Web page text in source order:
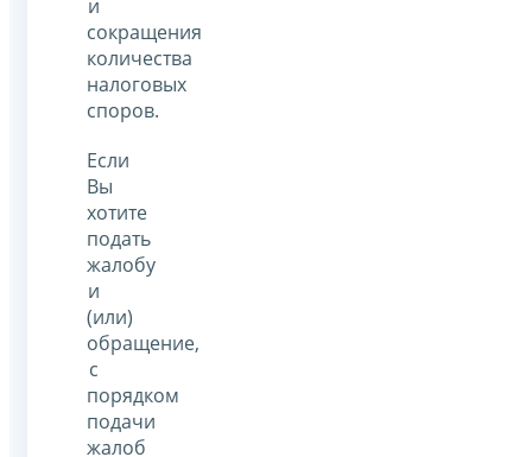
и
сокращения
количества
налоговых
споров.
Если
Вы
хотите
подать
жалобу
и
(или)
обращение,
с
порядком
подачи
жалоб